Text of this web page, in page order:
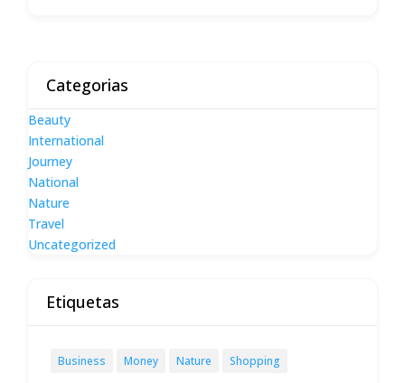
Categorias
Beauty
International
Journey
National
Nature
Travel
Uncategorized
Etiquetas
Business Money Nature Shopping